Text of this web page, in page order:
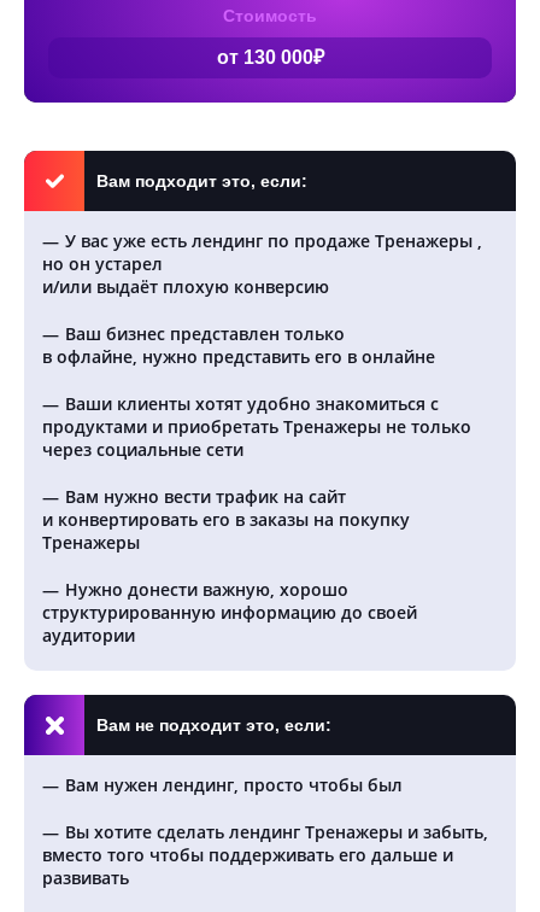
Стоимость
от 130 000₽
Вам подходит это, если:
У вас уже есть лендинг по продаже Тренажеры ,
но он устарел
и/или выдаёт плохую конверсию
Ваш бизнес представлен только
в офлайне, нужно представить его в онлайне
Ваши клиенты хотят удобно знакомиться с
продуктами и приобретать Тренажеры не только
через социальные сети
Вам нужно вести трафик на сайт
и конвертировать его в заказы на покупку
Тренажеры
Нужно донести важную, хорошо
структурированную информацию до своей
аудитории
Вам не подходит это, если:
Вам нужен лендинг, просто чтобы был
Вы хотите сделать лендинг Тренажеры и забыть,
вместо того чтобы поддерживать его дальше и
развивать